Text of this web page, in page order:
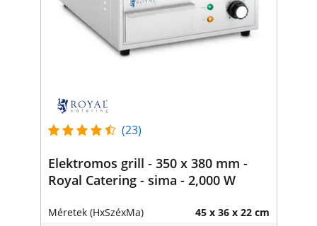
(23)
Elektromos grill - 350 x 380 mm -
Royal Catering - sima - 2,000 W
Méretek (HxSzéxMa) 45 x 36 x 22 cm